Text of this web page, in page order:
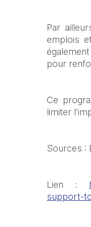
Par
emplois
pour
Ce
limiter
Sources :
Lien :
support-